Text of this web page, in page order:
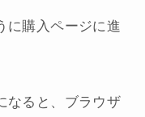
に購入ページに進
なると、ブラウザ